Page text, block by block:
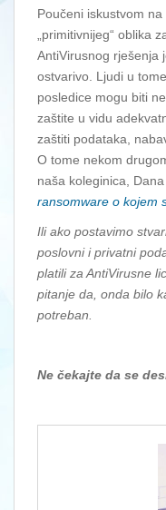
Poučeni iskustvom
„primitivnijeg“ oblika
AntiVirusnog rješenja
ostvarivo. Ljudi u
posledice mogu biti
zaštite u vidu
zaštiti podataka,
O tome nekom
naša koleginica,
ransomware o kojem
Ili ako postavimo
poslovni i privatni
platili za AntiVirusne
pitanje da, onda bilo
potreban.
Ne čekajte da se